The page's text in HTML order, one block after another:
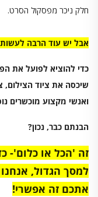
חלק ניכר מפסקול הסרט.
אבל יש עוד הרבה
כדי להוציא לפועל את
שיכסה את ציוד הצילום,
ואנשי מקצוע מוכשרים
הבנתם כבר, נכון?
זה 'הכל או כלום'-
למסך הגדול,
אתכם זה אפשרי!